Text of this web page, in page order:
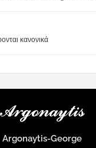
κανονικά
Argonaytis-George